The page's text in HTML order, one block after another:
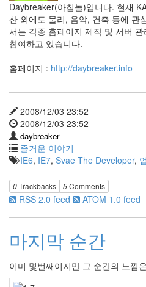
Daybreaker(아침놀)입니다. 현재
산 외에도 물리, 음악, 건축 등에 관
서는 각종 홈페이지 제작 및 서버
참여하고 있습니다.
홈페이지 : http://daybreaker.info
2008/12/03 23:52
2008/12/03 23:52
daybreaker
즐거운 이야기
IE6, IE7, Svae The Developer,
0Trackbacks 5Comments
RSS 2.0 feed ATOM 1.0 feed
마지막 순간
이미 몇번째이지만 그 순간의 느낌